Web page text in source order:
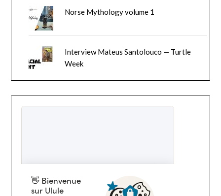
Norse Mythology volume 1
Interview Mateus Santolouco — Turtle
Week